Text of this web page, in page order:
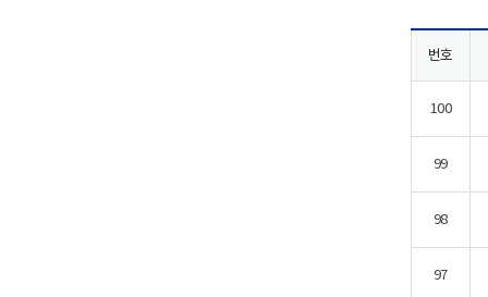
번호
100
99
98
97